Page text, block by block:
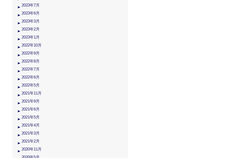
2023年7月
2023年6月
2023年3月
2023年2月
2023年1月
2022年10月
2022年9月
2022年8月
2022年7月
2022年6月
2022年5月
2021年11月
2021年9月
2021年6月
2021年5月
2021年4月
2021年3月
2021年2月
2020年11月